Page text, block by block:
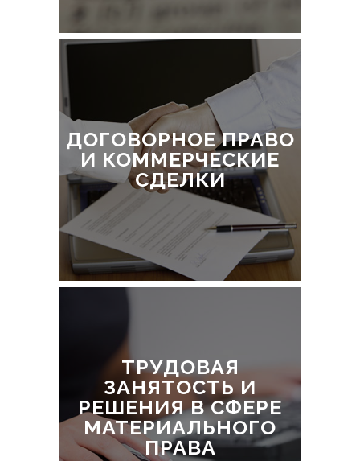
ДОГОВОРНОЕ ПРАВО
И КОММЕРЧЕСКИЕ
СДЕЛКИ
ТРУДОВАЯ
ЗАНЯТОСТЬ И
РЕШЕНИЯ В СФЕРЕ
МАТЕРИАЛЬНОГО
ПРАВА